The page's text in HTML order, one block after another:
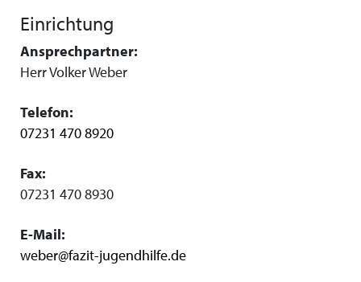
Einrichtung
Ansprechpartner:
Herr Volker Weber
Telefon:
07231 470 8920
Fax:
07231 470 8930
E-Mail:
weber@fazit-jugendhilfe.de